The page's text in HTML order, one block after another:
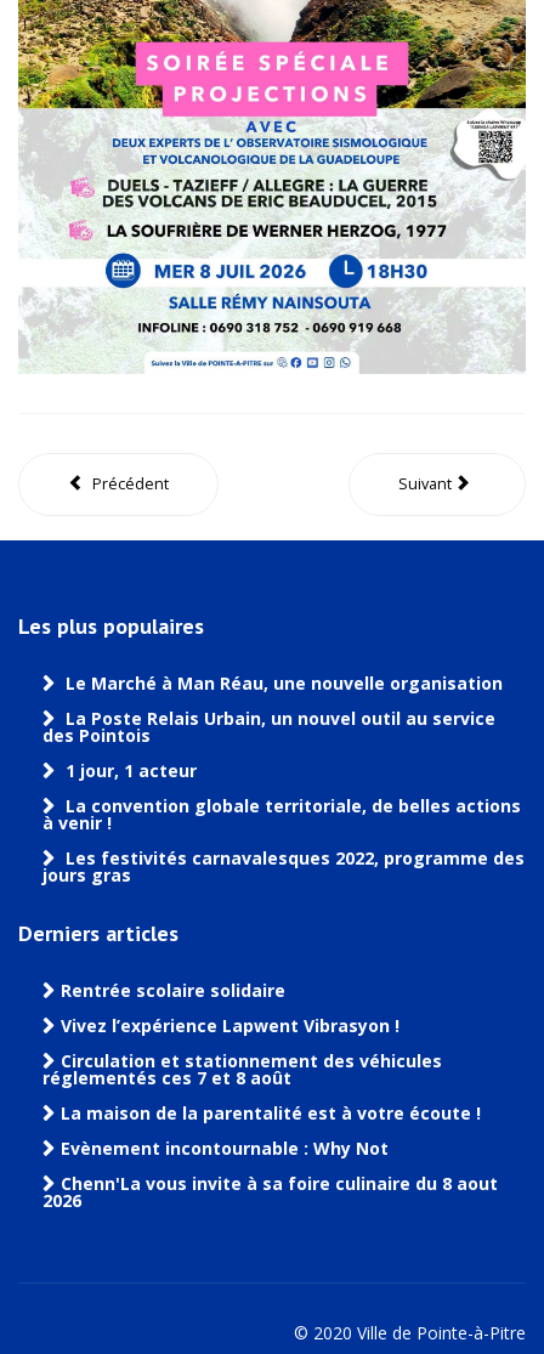
Précédent Suivant
Les plus populaires
Le Marché à Man Réau, une nouvelle organisation
La Poste Relais Urbain, un nouvel outil au service
des Pointois
1 jour, 1 acteur
La convention globale territoriale, de belles actions
à venir !
Les festivités carnavalesques 2022, programme des
jours gras
Derniers articles
Rentrée scolaire solidaire
Vivez l’expérience Lapwent Vibrasyon !
Circulation et stationnement des véhicules
réglementés ces 7 et 8 août
La maison de la parentalité est à votre écoute !
Evènement incontournable : Why Not
Chenn'La vous invite à sa foire culinaire du 8 aout
2026
© 2020 Ville de Pointe-à-Pitre